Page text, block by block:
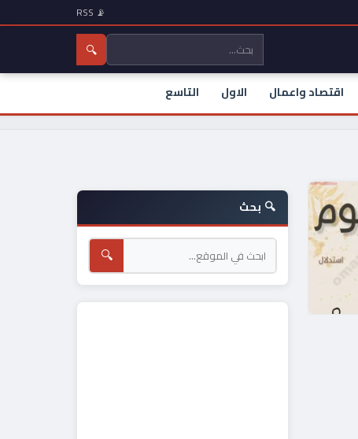
📡 RSS
🔍
اقتصاد واعمال الاول التاسع
🔍 بحث
🔍